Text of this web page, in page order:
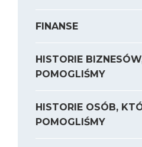
FINANSE
HISTORIE
POMOGLIŚMY
HISTORIE OSÓB,
POMOGLIŚMY